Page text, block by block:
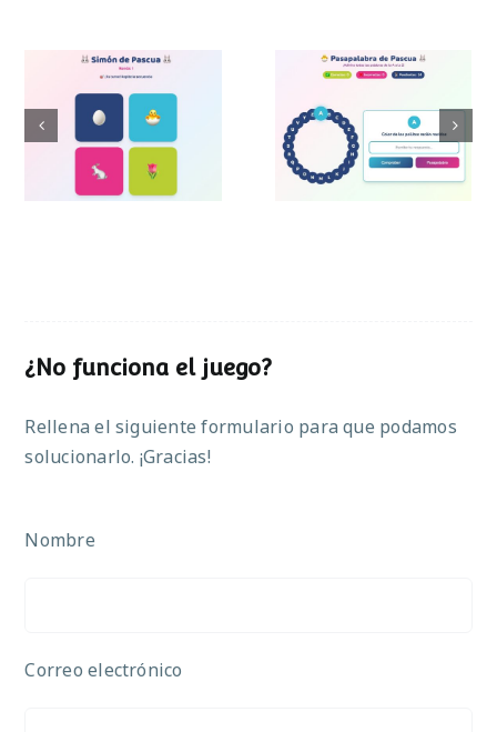
Simon de Pascua
Pasapalabra de
Pascua
¿No funciona el juego?
Rellena el siguiente formulario para que podamos
solucionarlo. ¡Gracias!
Nombre
Correo electrónico